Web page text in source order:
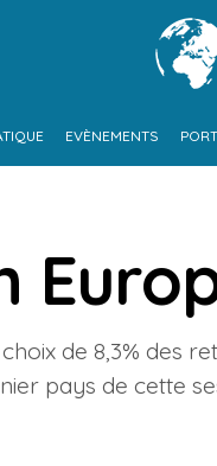
EVÈNEMENTS
de 8,3% des
pays de cette